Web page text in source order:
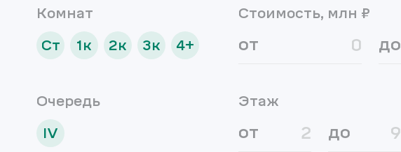
Комнат
Ст
1к 2к 3к 4+
Стоимость, млн ₽
от до
Очередь
IV
Этаж
от до